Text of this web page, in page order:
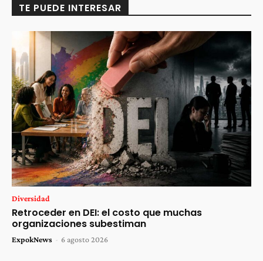
TE PUEDE INTERESAR
Diversidad
Retroceder en DEI: el costo que muchas
organizaciones subestiman
ExpokNews - 6 agosto 2026